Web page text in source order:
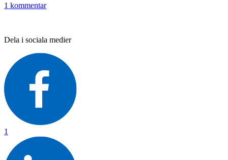
1 kommentar
Dela i sociala medier
1